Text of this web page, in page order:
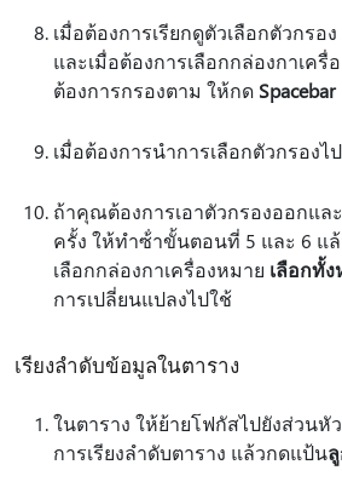
เมื่อต้องการเรียกดูตัวเลือกตัวกรอ
และเมื่อต้องการเลือกกล่องกาเ
ต้องการกรองตาม ให้กด Spacebar
เมื่อต้องการนําการเลือกตัวกรองไ
ถ้าคุณต้องการเอาตัวกรองออกแ
ครั้ง ให้ทําซ้ําขั้นตอนที่ 5 และ 6 แล้
เลือกกล่องกาเครื่องหมาย เลือกทั้
การเปลี่ยนแปลงไปใช้
เรียงลำดับข้อมูลในตาราง
ในตาราง ให้ย้ายโฟกัสไปยังส่วน
การเรียงลําดับตาราง แล้วกดแป้น